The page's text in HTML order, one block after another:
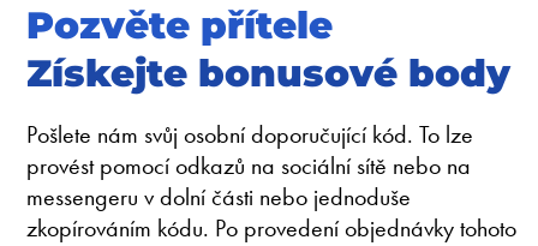
Pozvěte přítele
Získejte bonusové body
Pošlete nám svůj osobní doporučující kód. To lze
provést pomocí odkazů na sociální sítě nebo na
messengeru v dolní části nebo jednoduše
zkopírováním kódu. Po provedení objednávky tohoto